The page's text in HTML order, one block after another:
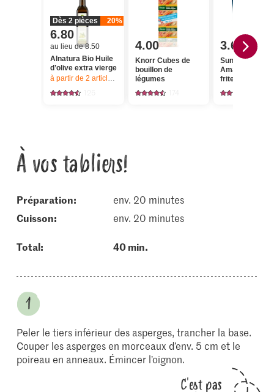
Dès 2 pièces 20%
6.80
au lieu de 8.50
Alnatura Bio Huile
d’olive extra vierge
à partir de 2 articles, Offre valable du 6.8 au 12.8.2026, jusqu’à
4.00
Knorr Cubes de
bouillon de
légumes
3.60
Sun Queen
Amandes
frites et salées
À vos tabliers!
Préparation:
env. 20 minutes
cuisson:
env. 20 minutes
Total: 40 min.
Peler le tiers inférieur des asperges, trancher la base.
Couper les asperges en morceaux d’env. 5 cm et le
poireau en anneaux. Émincer l’oignon.
C'est pas